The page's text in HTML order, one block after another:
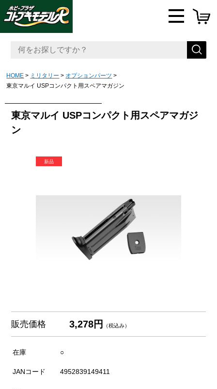
HOME ミリタリー
オプションパーツ
東京マルイ USPコンパクト用スペアマガジン
東京マルイ USPコンパクト用スペアマガジ
ン
販売価格 3,278円 （税込み）
在庫 ○
JANコード 4952839149411